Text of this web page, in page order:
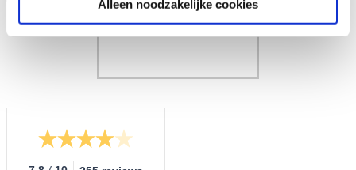
Alleen noodzakelijke cookies